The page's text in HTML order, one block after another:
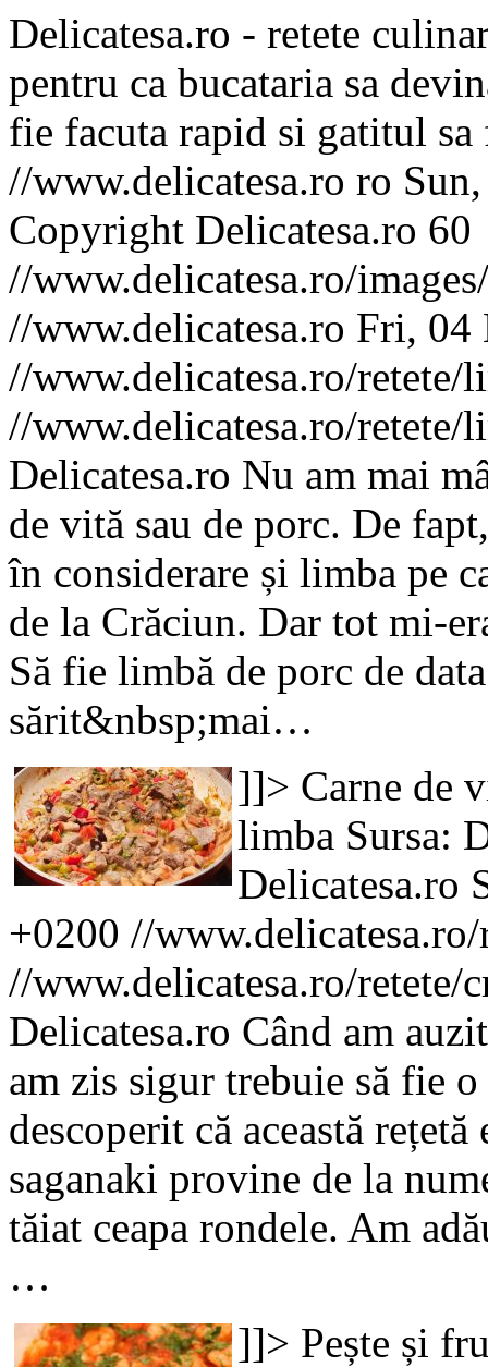
Delicatesa.ro - retete
pentru ca bucataria sa
fie facuta rapid si gatitul sa
//www.delicatesa.ro ro
Copyright Delicatesa.ro 60
//www.delicatesa.ro/
//www.delicatesa.ro Fri, 04
//www.delicatesa.ro/retete/
//www.delicatesa.ro/retete/
Delicatesa.ro Nu am mai
de vită sau de porc. De
în considerare și limba pe
de la Crăciun. Dar tot mi-
Să fie limbă de porc de
sărit&nbsp;mai…
]]> Carne de
limba Sursa:
Delicatesa.ro
+0200 //
//www.delicatesa.ro/retete/
Delicatesa.ro Când am
am zis sigur trebuie să fie
descoperit că această
saganaki provine de la
tăiat ceapa rondele. Am
…
]]> Pește și